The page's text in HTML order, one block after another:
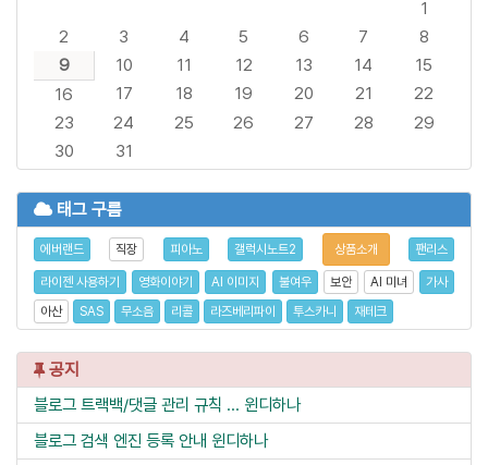
1
2
3 4 5 6 7
8
9
10 11 12 13 14
15
16
17 18 19 20 21
22
23
24 25 26 27 28
29
30
31
태그 구름
에버랜드 직장 피아노 갤럭시노트2 상품소개 팬리스
라이젠 사용하기 영화이야기 AI 이미지 불여우 보안 AI 미녀
가사
아산
SAS 무소음 리콜 라즈베리파이 투스카니 재테크
공지
블로그 트랙백/댓글 관리 규칙 ... 윈디하나
블로그 검색 엔진 등록 안내 윈디하나